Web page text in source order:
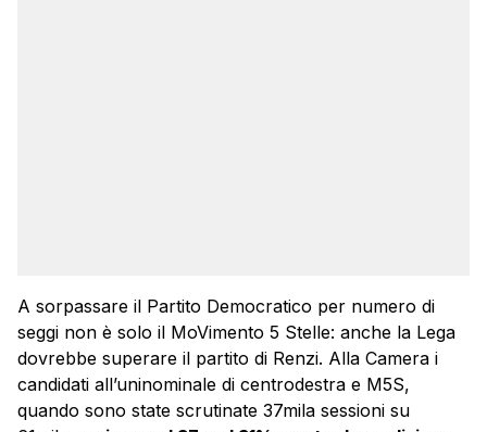
A sorpassare il Partito Democratico per numero di
seggi non è solo il MoVimento 5 Stelle: anche la Lega
dovrebbe superare il partito di Renzi. Alla Camera i
candidati all’uninominale di centrodestra e M5S,
quando sono state scrutinate 37mila sessioni su